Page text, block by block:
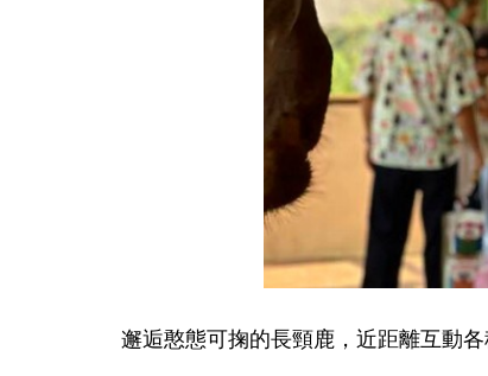
邂逅憨態可掬的長頸鹿，近距離互動